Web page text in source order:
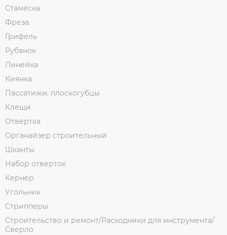
Стамеска
Фреза.
Грифель
Рубанок
Линейка
Киянка
Пассатижи, плоскогубцы
Клещи
Отвертка
Органайзер строительный
Шканты
Набор отверток
Кернер
Угольник
Стрипперы
Строительство и ремонт/Расходники для инструмента/
Сверло